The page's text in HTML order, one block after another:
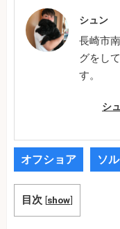
シュン
長崎市
グをし
す。
シ
オフショア ソ
目次 [show]